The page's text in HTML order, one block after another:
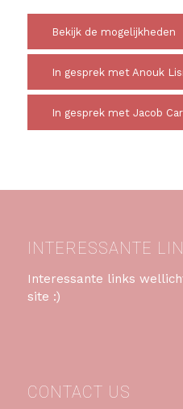
Bekijk de mogelijkheden
In gesprek met Anouk
In gesprek met Jacob
INTERESSANTE
Interessante links
site :)
CONTACT US